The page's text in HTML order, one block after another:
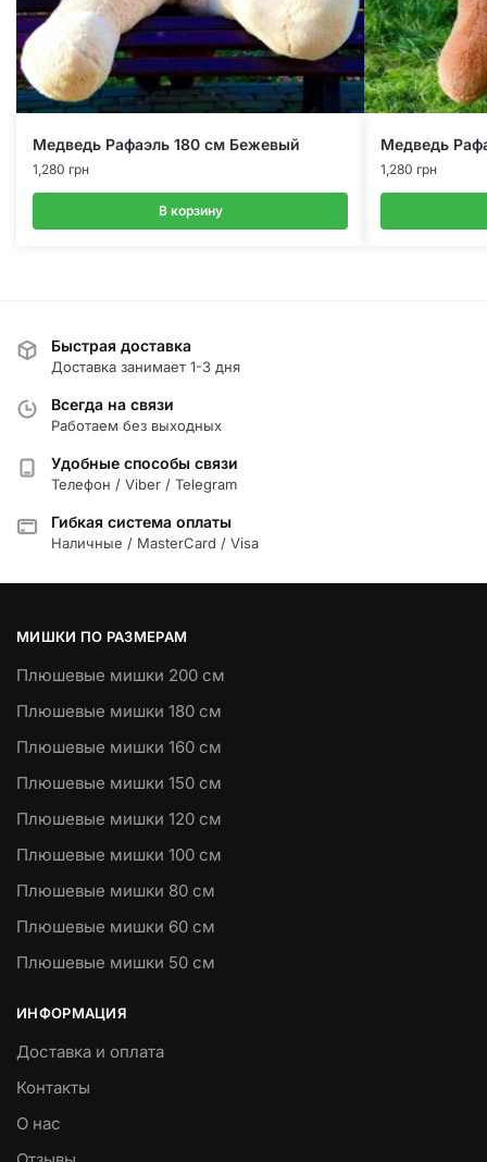
Медведь Рафаэль 180 см Бежевый
1,280 грн
В корзину
Медведь
1,280 грн
Быстрая доставка
Доставка занимает 1-3 дня
Всегда на связи
Работаем без выходных
Удобные способы связи
Телефон / Viber / Telegram
Гибкая система оплаты
Наличные / MasterCard / Visa
МИШКИ ПО РАЗМЕРАМ
Плюшевые мишки 200 см
Плюшевые мишки 180 см
Плюшевые мишки 160 см
Плюшевые мишки 150 см
Плюшевые мишки 120 см
Плюшевые мишки 100 см
Плюшевые мишки 80 см
Плюшевые мишки 60 см
Плюшевые мишки 50 см
ИНФОРМАЦИЯ
Доставка и оплата
Контакты
О нас